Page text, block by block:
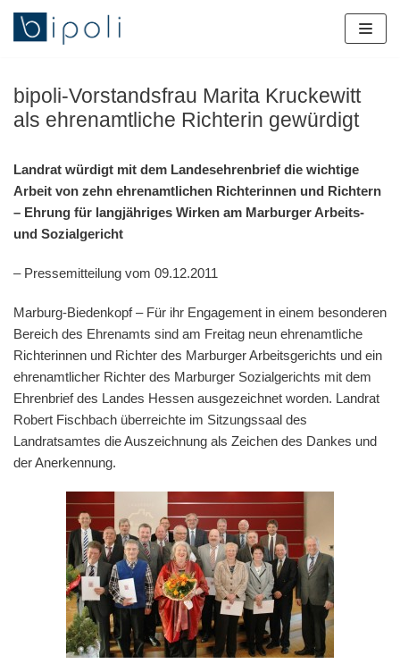
Zum
Inhalt
bipoli-Vorstandsfrau Marita Kruckewitt
als ehrenamtliche Richterin gewürdigt
Landrat würdigt mit dem Landesehrenbrief die wichtige
Arbeit von zehn ehrenamtlichen Richterinnen und Richtern
– Ehrung für langjähriges Wirken am Marburger Arbeits-
und Sozialgericht
– Pressemitteilung vom 09.12.2011
Marburg-Biedenkopf – Für ihr Engagement in einem besonderen
Bereich des Ehrenamts sind am Freitag neun ehrenamtliche
Richterinnen und Richter des Marburger Arbeitsgerichts und ein
ehrenamtlicher Richter des Marburger Sozialgerichts mit dem
Ehrenbrief des Landes Hessen ausgezeichnet worden. Landrat
Robert Fischbach überreichte im Sitzungssaal des
Landratsamtes die Auszeichnung als Zeichen des Dankes und
der Anerkennung.